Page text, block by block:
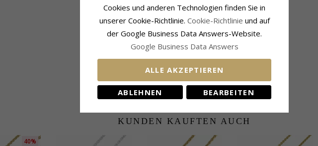
KUNDEN KAUFTEN AUCH
40%
Cookies und anderen Technologien finden Sie in
unserer Cookie-Richtlinie. Cookie-Richtlinie und auf
der Google Business Data Answers-Website.
Google Business Data Answers
ALLE AKZEPTIEREN
ABLEHNEN BEARBEITEN